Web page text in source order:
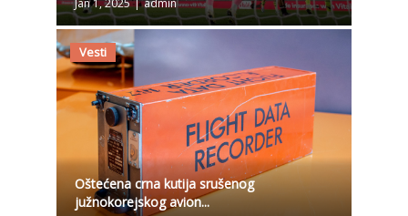
Vesti
Oštećena crna kutija srušenog
južnokorejskog avion...